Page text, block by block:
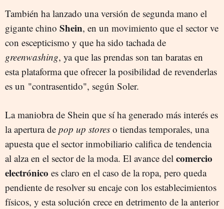
También ha lanzado una versión de segunda mano el
gigante chino Shein, en un movimiento que el sector ve
con escepticismo y que ha sido tachada de
greenwashing, ya que las prendas son tan baratas en
esta plataforma que ofrecer la posibilidad de revenderlas
es un "contrasentido", según Soler.
La maniobra de Shein que sí ha generado más interés es
la apertura de pop up stores o tiendas temporales, una
apuesta que el sector inmobiliario califica de tendencia
al alza en el sector de la moda. El avance del comercio
electrónico es claro en el caso de la ropa, pero queda
pendiente de resolver su encaje con los establecimientos
físicos, y esta solución crece en detrimento de la anterior